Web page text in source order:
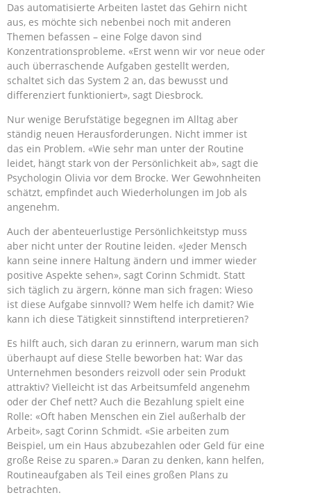
Das automatisierte Arbeiten lastet das Gehirn nicht
aus, es möchte sich nebenbei noch mit anderen
Themen befassen – eine Folge davon sind
Konzentrationsprobleme. «Erst wenn wir vor neue oder
auch überraschende Aufgaben gestellt werden,
schaltet sich das System 2 an, das bewusst und
differenziert funktioniert», sagt Diesbrock.
Nur wenige Berufstätige begegnen im Alltag aber
ständig neuen Herausforderungen. Nicht immer ist
das ein Problem. «Wie sehr man unter der Routine
leidet, hängt stark von der Persönlichkeit ab», sagt die
Psychologin Olivia vor dem Brocke. Wer Gewohnheiten
schätzt, empfindet auch Wiederholungen im Job als
angenehm.
Auch der abenteuerlustige Persönlichkeitstyp muss
aber nicht unter der Routine leiden. «Jeder Mensch
kann seine innere Haltung ändern und immer wieder
positive Aspekte sehen», sagt Corinn Schmidt. Statt
sich täglich zu ärgern, könne man sich fragen: Wieso
ist diese Aufgabe sinnvoll? Wem helfe ich damit? Wie
kann ich diese Tätigkeit sinnstiftend interpretieren?
Es hilft auch, sich daran zu erinnern, warum man sich
überhaupt auf diese Stelle beworben hat: War das
Unternehmen besonders reizvoll oder sein Produkt
attraktiv? Vielleicht ist das Arbeitsumfeld angenehm
oder der Chef nett? Auch die Bezahlung spielt eine
Rolle: «Oft haben Menschen ein Ziel außerhalb der
Arbeit», sagt Corinn Schmidt. «Sie arbeiten zum
Beispiel, um ein Haus abzubezahlen oder Geld für eine
große Reise zu sparen.» Daran zu denken, kann helfen,
Routineaufgaben als Teil eines großen Plans zu
betrachten.